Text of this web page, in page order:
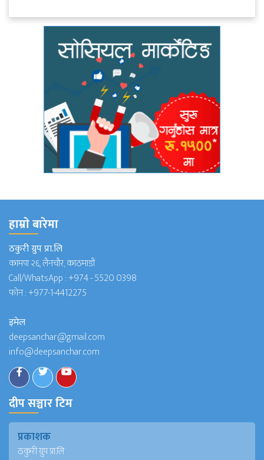
हाम्राे बारेमा
ठकुरी ग्रुप प्रा.लि
कामपा २६, लैनचौर, काठमाडौं
Call/WhatsApp :+974 - 5520 0398
फोन :+977-1-4412275
इमेल
deepsanchar@gmail.com
info@deepsanchar.com
दीप सञ्चार टिम
प्रकाशक
ठकुरी ग्रुप प्रा.लि